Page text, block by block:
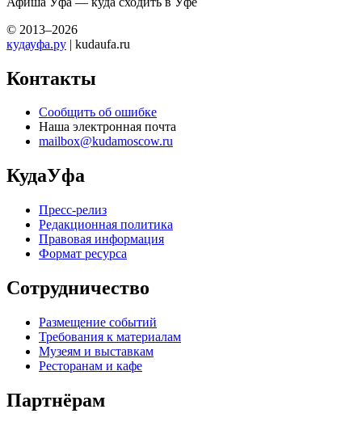
© 2013–2026
кудауфа.ру | kudaufa.ru
Контакты
Сообщить об ошибке
Наша электронная почта
mailbox@kudamoscow.ru
КудаУфа
Пресс-релиз
Редакционная политика
Правовая информация
Формат ресурса
Сотрудничество
Размещение событий
Требования к материалам
Музеям и выставкам
Ресторанам и кафе
Партнёрам